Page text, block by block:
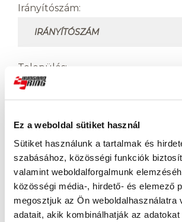
Ez a weboldal sütiket használ
Sütiket használunk a tartalmak és
szabásához, közösségi funkciók
valamint weboldalforgalmunk
közösségi média-, hirdető- és elemező
megosztjuk az Ön weboldalhasználatra
adatait, akik kombinálhatják az
Irányítószám:
Település:
Közterület, házszám:
Céges számlát kérek
Megjegyzés